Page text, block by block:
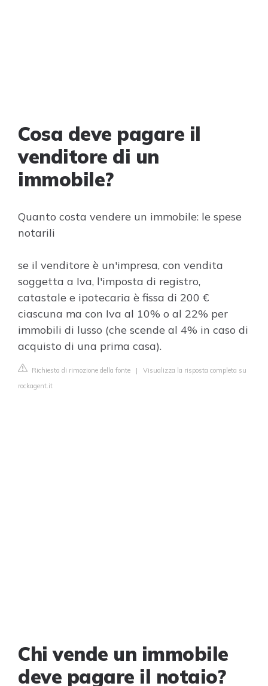
Cosa deve pagare il
venditore di un
immobile?
Quanto costa vendere un immobile: le spese
notarili
se il venditore è un'impresa, con vendita
soggetta a Iva, l'imposta di registro,
catastale e ipotecaria è fissa di 200 €
ciascuna ma con Iva al 10% o al 22% per
immobili di lusso (che scende al 4% in caso di
acquisto di una prima casa).
Richiesta di rimozione della fonte | Visualizza la risposta completa su
rockagent.it
Chi vende un immobile
deve pagare il notaio?